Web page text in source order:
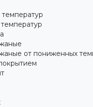
от пониженных